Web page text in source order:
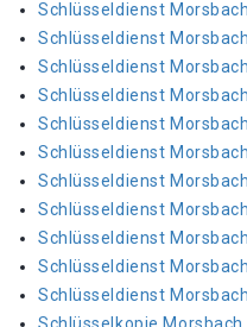
Schlüsseldienst
Schlüsseldienst
Schlüsseldienst
Schlüsseldienst
Schlüsseldienst
Schlüsseldienst
Schlüsseldienst
Schlüsseldienst
Schlüsseldienst
Schlüsseldienst
Schlüsseldienst